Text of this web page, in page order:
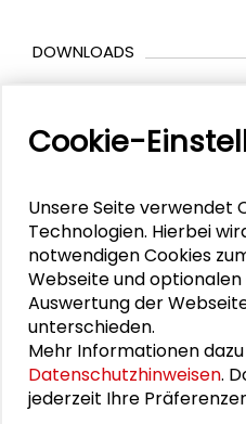
DOWNLOADS
Kellerwessel
2021
Kinderrechte sind
Vortrag Tim
Impulsvortrag
Problemlagen" von
Cookie-
Unsere Seite verwendet
Technologien. Hierbei
notwendigen Cookies
Webseite und optionalen
Auswertung der
unterschieden.
Mehr Informationen
Datenschutzhinweisen.
jederzeit Ihre